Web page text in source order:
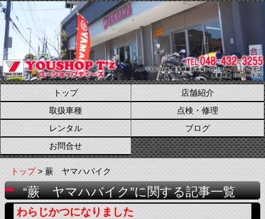
トップ
店舗紹介
取扱車種
点検・修理
レンタル
ブログ
お問合せ
トップ> 蕨 ヤマハバイク
“蕨 ヤマハバイク”に関する記事一覧
わらじかつになりました